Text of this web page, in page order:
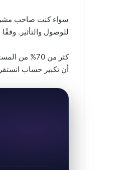
سواء كنت صاحب
للوصول والتأثير.
كثر من 70%
أن تكبير حساب